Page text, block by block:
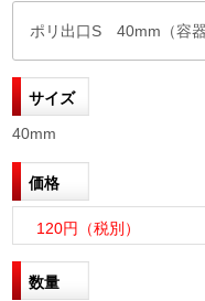
ポリ出口S 40mm（容器
サイズ
40mm
価格
120円（税別）
数量